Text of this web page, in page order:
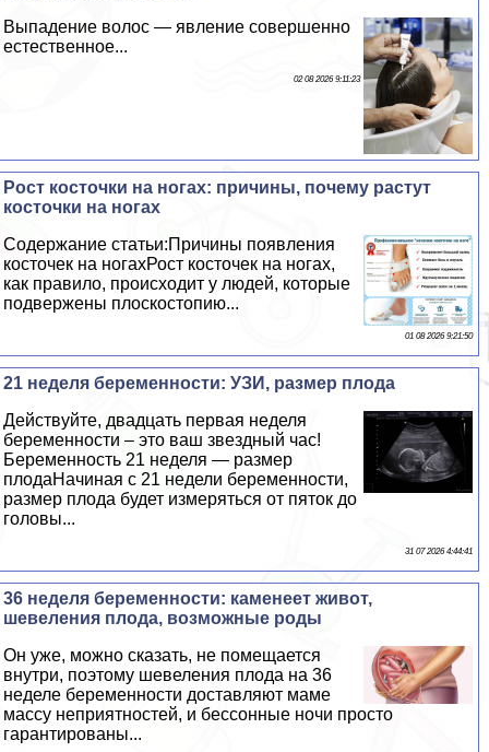
Выпадение волос — явление совершенно
естественное...
02 08 2026 9:11:23
Рост косточки на ногах: причины, почему растут
косточки на ногах
Содержание статьи:Причины появления
косточек на ногахРост косточек на ногах,
как правило, происходит у людей, которые
подвержены плоскостопию...
01 08 2026 9:21:50
21 неделя беременности: УЗИ, размер плода
Действуйте, двадцать первая неделя
беременности – это ваш звездный час!
Беременность 21 неделя — размер
плодаНачиная с 21 недели беременности,
размер плода будет измеряться от пяток до
головы...
31 07 2026 4:44:41
36 неделя беременности: каменеет живот,
шевеления плода, возможные роды
Он уже, можно сказать, не помещается
внутри, поэтому шевеления плода на 36
неделе беременности доставляют маме
массу неприятностей, и бессонные ночи просто
гарантированы...